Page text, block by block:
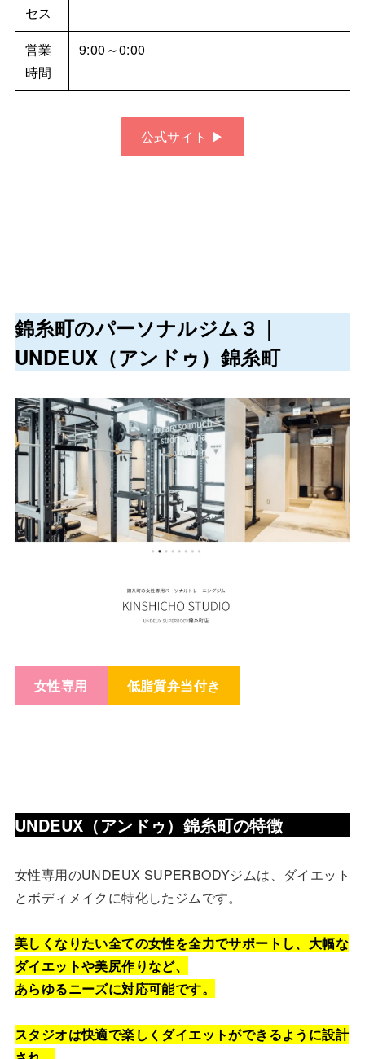
セス
営業
時間
9:00～0:00
公式サイト ▶︎
錦糸町のパーソナルジム３｜
UNDEUX（アンドゥ）錦糸町
女性専用 低脂質弁当付き
UNDEUX（アンドゥ）錦糸町の特徴
女性専用のUNDEUX SUPERBODYジムは、ダイエット
とボディメイクに特化したジムです。
美しくなりたい全ての女性を全力でサポートし、大幅な
ダイエットや美尻作りなど、
あらゆるニーズに対応可能です。
スタジオは快適で楽しくダイエットができるように設計